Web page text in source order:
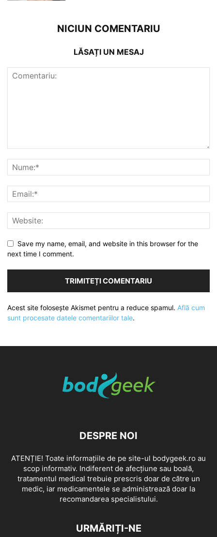
NICIUN COMENTARIU
LĂSAȚI UN MESAJ
Save my name, email, and website in this browser for the
next time I comment.
Acest site folosește Akismet pentru a reduce spamul. Află cum
sunt procesate datele comentariilor tale.
DESPRE NOI
ATENȚIE! Toate informațiile de pe site-ul bodygeek.ro au
scop informativ. Indiferent de afecțiune sau boală,
tratamentul medical trebuie prescris doar de către un
medic, iar medicamentele se administrează doar la
recomandarea specialistului.
URMĂRIȚI-NE